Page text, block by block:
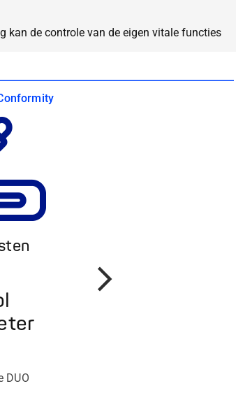
kan de controle van de eigen vitale functies
Volgende
DUO